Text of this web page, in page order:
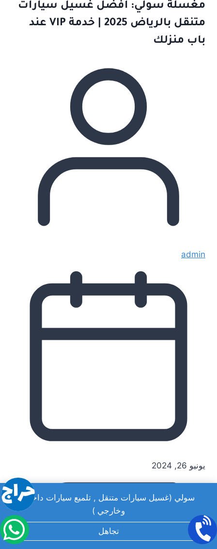
سولي (غسيل سيارات متنقل , تلميع سيارات داخلي
وخارجي )
تجاهل
مغسلة سولي: أفضل غسيل سيارات
متنقل بالرياض 2025 | خدمة VIP عند
باب منزلك
admin
يونيو 26, 2024